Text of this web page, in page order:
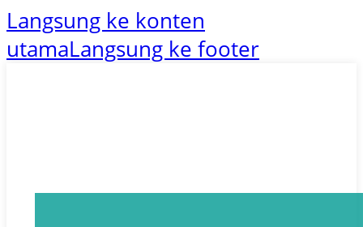
Langsung ke konten
utamaLangsung ke footer